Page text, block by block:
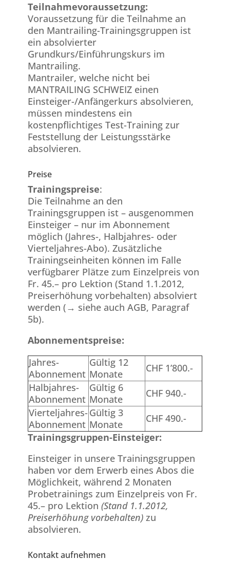
Teilnahmevoraussetzung:
Voraussetzung für die Teilnahme an
den Mantrailing-Trainingsgruppen ist
ein absolvierter
Grundkurs/Einführungskurs im
Mantrailing.
Mantrailer, welche nicht bei
MANTRAILING SCHWEIZ einen
Einsteiger-/Anfängerkurs absolvieren,
müssen mindestens ein
kostenpflichtiges Test-Training zur
Feststellung der Leistungsstärke
absolvieren.
Preise
Trainingspreise:
Die Teilnahme an den
Trainingsgruppen ist – ausgenommen
Einsteiger – nur im Abonnement
möglich (Jahres-, Halbjahres- oder
Vierteljahres-Abo). Zusätzliche
Trainingseinheiten können im Falle
verfügbarer Plätze zum Einzelpreis von
Fr. 45.– pro Lektion (Stand 1.1.2012,
Preiserhöhung vorbehalten) absolviert
werden (→ siehe auch AGB, Paragraf
5b).
Abonnementspreise:
Jahres-
Abonnement
Gültig 12
Monate
CHF 1’800.-
Halbjahres-
Abonnement
Gültig 6
Monate
CHF 940.-
Vierteljahres-
Abonnement
Gültig 3
Monate
CHF 490.-
Trainingsgruppen-Einsteiger:
Einsteiger in unsere Trainingsgruppen
haben vor dem Erwerb eines Abos die
Möglichkeit, während 2 Monaten
Probetrainings zum Einzelpreis von Fr.
45.– pro Lektion (Stand 1.1.2012,
Preiserhöhung vorbehalten) zu
absolvieren.
Kontakt aufnehmen